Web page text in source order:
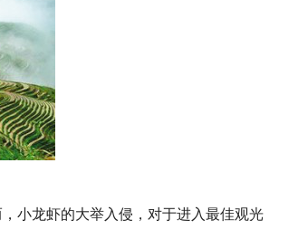
小龙虾的大举入侵，对于进入最佳观光